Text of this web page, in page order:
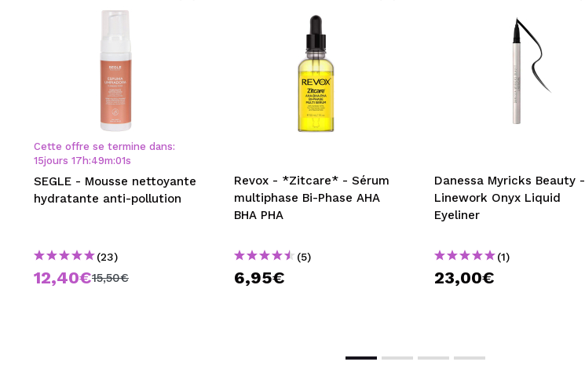
Cette offre se termine dans:
15jours 17 h:49m:01s
SEGLE - Mousse nettoyante
hydratante anti-pollution
(23)
12,40€15,50€
Revox - *Zitcare* - Sérum
multiphase Bi-Phase AHA
BHA PHA
(5)
6,95€
Danessa Myricks Beauty -
Linework Onyx Liquid
Eyeliner
(1)
23,00€